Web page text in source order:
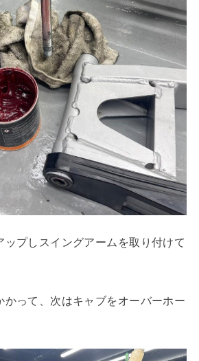
ップしスイングアームを取り付けて
かって、次はキャブをオーバーホー